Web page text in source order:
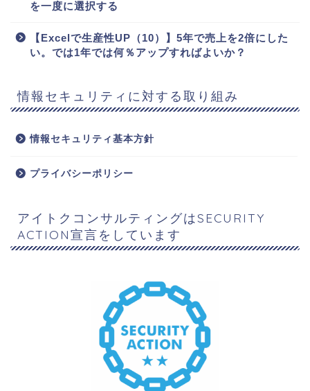
を一度に選択する
【Excelで生産性UP（10）】5年で売上を2倍にした
い。では1年では何％アップすればよいか？
情報セキュリティに対する取り組み
情報セキュリティ基本方針
プライバシーポリシー
アイトクコンサルティングはSECURITY
ACTION宣言をしています